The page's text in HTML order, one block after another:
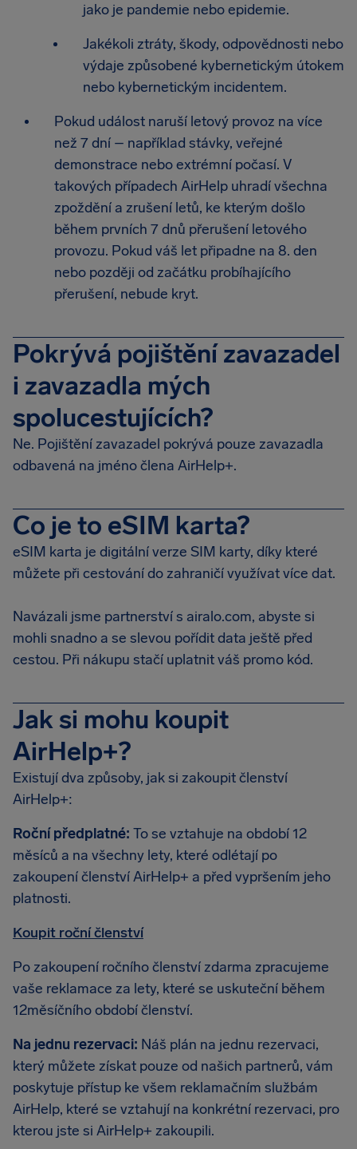
jako je pandemie nebo epidemie.
Jakékoli ztráty, škody, odpovědnosti nebo
výdaje způsobené kybernetickým útokem
nebo kybernetickým incidentem.
Pokud událost naruší letový provoz na více
než 7 dní – například stávky, veřejné
demonstrace nebo extrémní počasí. V
takových případech AirHelp uhradí všechna
zpoždění a zrušení letů, ke kterým došlo
během prvních 7 dnů přerušení letového
provozu. Pokud váš let připadne na 8. den
nebo později od začátku probíhajícího
přerušení, nebude kryt.
Pokrývá pojištění zavazadel
i zavazadla mých
spolucestujících?
Ne. Pojištění zavazadel pokrývá pouze zavazadla
odbavená na jméno člena AirHelp+.
Co je to eSIM karta?
eSIM karta je digitální verze SIM karty, díky které
můžete při cestování do zahraničí využívat více dat.
Navázali jsme partnerství s airalo.com, abyste si
mohli snadno a se slevou pořídit data ještě před
cestou. Při nákupu stačí uplatnit váš promo kód.
Jak si mohu koupit
AirHelp+?
Existují dva způsoby, jak si zakoupit členství
AirHelp+:
Roční předplatné: To se vztahuje na období 12
měsíců a na všechny lety, které odlétají po
zakoupení členství AirHelp+ a před vypršením jeho
platnosti.
Koupit roční členství
Po zakoupení ročního členství zdarma zpracujeme
vaše reklamace za lety, které se uskuteční během
12měsíčního období členství.
Na jednu rezervaci: Náš plán na jednu rezervaci,
který můžete získat pouze od našich partnerů, vám
poskytuje přístup ke všem reklamačním službám
AirHelp, které se vztahují na konkrétní rezervaci, pro
kterou jste si AirHelp+ zakoupili.